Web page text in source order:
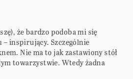
że bardzo podoba mi się
inspirujący. Szczególnie
Nie ma to jak zastawiony stół
towarzystwie. Wtedy żadna